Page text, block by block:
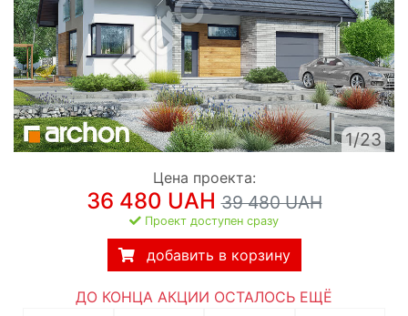
1/23
Цена проекта:
36 480 UAH39 480 UAH
Проект доступен сразу
добавить в корзину
ДО КОНЦА АКЦИИ ОСТАЛОСЬ ЕЩЁ